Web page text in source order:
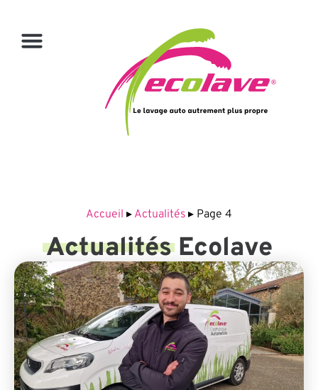
Accueil ▸ Actualités ▸ Page 4
ActualitésEcolave